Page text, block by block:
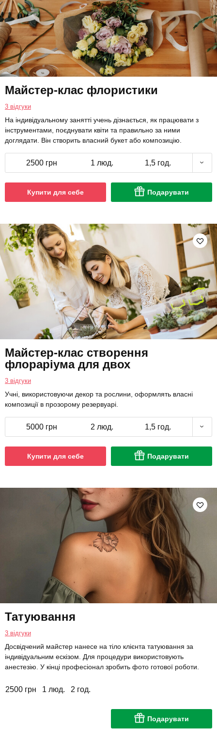
Майстер-клас флористики
3 відгуки
На індивідуальному занятті учень дізнається, як працювати з
інструментами, поєднувати квіти та правильно за ними
доглядати. Він створить власний букет або композицію.
2500 грн 1 люд. 1,5 год.
Купити для себе Подарувати
Майстер-клас створення
флораріума для двох
3 відгуки
Учні, використовуючи декор та рослини, оформлять власні
композиції в прозорому резервуарі.
5000 грн 2 люд. 1,5 год.
Купити для себе Подарувати
Татуювання
3 відгуки
Досвідчений майстер нанесе на тіло клієнта татуювання за
індивідуальним ескізом. Для процедури використовують
анестезію. У кінці професіонал зробить фото готової роботи.
2500 грн 1 люд. 2 год.
Подарувати